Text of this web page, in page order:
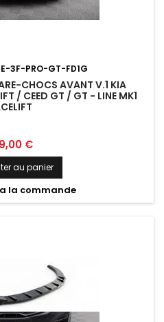
3F-PRO-GT-FD1G
CHOCS AVANT V.1 KIA
/ CEED GT / GT - LINE MK1
€
au panier
la commande